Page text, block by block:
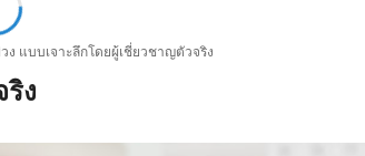
ง แบบเจาะลึกโดยผู้เชี่ยวชาญตัวจริง
ง